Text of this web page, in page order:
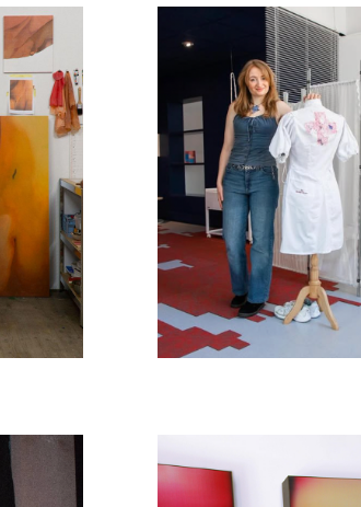
Edith Bootsman